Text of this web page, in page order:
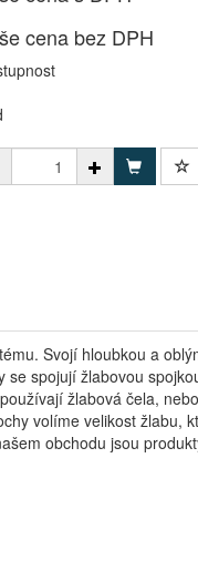
cena bez DPH
Svojí hloubkou a
spojují žlabovou
žlabová čela,
volíme velikost žlabu,
obchodu jsou